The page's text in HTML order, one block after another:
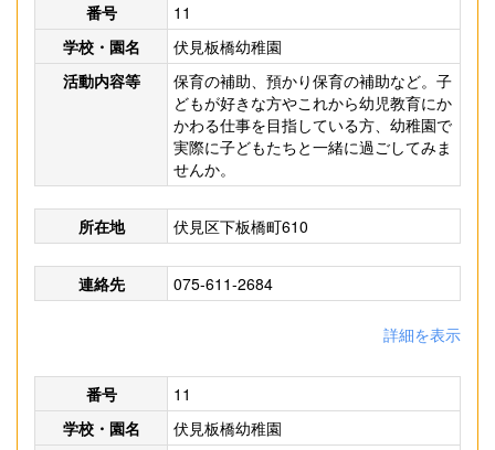
番号
11
学校・園名
伏見板橋幼稚園
活動内容等
保育の補助、預かり保育の補助など。子
どもが好きな方やこれから幼児教育にか
かわる仕事を目指している方、幼稚園で
実際に子どもたちと一緒に過ごしてみま
せんか。
所在地 伏見区下板橋町610
連絡先 075-611-2684
詳細を表示
番号
11
学校・園名
伏見板橋幼稚園